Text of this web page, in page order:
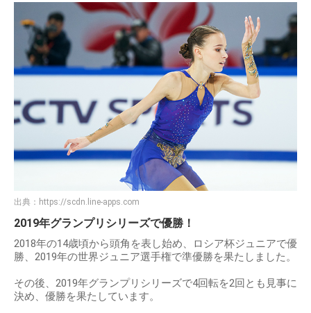
出典： https://scdn.line-apps.com
2019年グランプリシリーズで優勝！
2018年の14歳頃から頭角を表し始め、ロシア杯ジュニアで優
勝、2019年の世界ジュニア選手権で準優勝を果たしました。
その後、2019年グランプリシリーズで4回転を2回とも見事に
決め、優勝を果たしています。